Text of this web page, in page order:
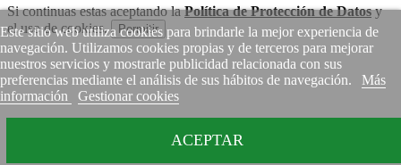
Este sitio web utiliza cookies para brindarle la mejor experiencia de
navegación. Utilizamos cookies propias y de terceros para mejorar
nuestros servicios y mostrarle publicidad relacionada con sus
preferencias mediante el análisis de sus hábitos de navegación.
Más
información
Gestionar cookies
ACEPTAR
Si continuas estas aceptando laPolítica de Protección de Datosy
el uso de cookies.
Permitir